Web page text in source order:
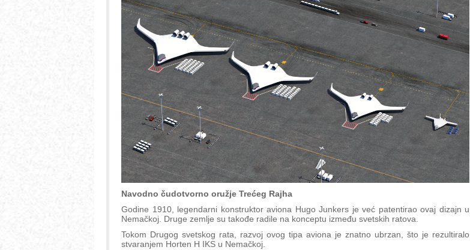
Navodno čudotvorno oružje Trećeg Rajha
Godine 1910, legendarni konstruktor aviona Hugo Junkers je već patentirao ovaj dizajn u
Nemačkoj. Druge zemlje su takođe radile na konceptu između svetskih ratova.
Tokom Drugog svetskog rata, razvoj ovog tipa aviona je znatno ubrzan, što je rezultiralo
stvaranjem Horten H IKS u Nemačkoj.